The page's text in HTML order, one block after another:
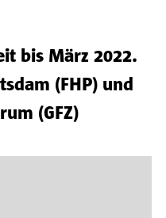
bis März 2022.
(FHP) und
(GFZ)